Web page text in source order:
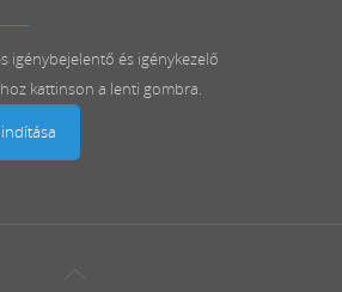
igénybejelentő és igénykezelő
kattinson a lenti gombra.